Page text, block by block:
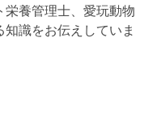
栄養管理士、愛玩動物
識をお伝えしていま